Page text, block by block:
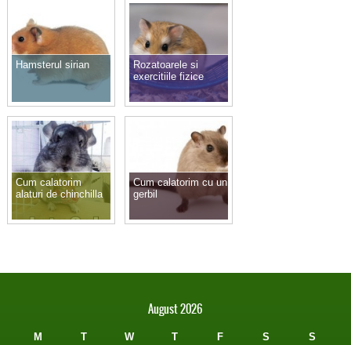
Hamsterul sirian
Rozatoarele si
exercitiile fizice
Cum calatorim
alaturi de chinchilla
Cum calatorim cu un
gerbil
August 2026
M T W T F S
S